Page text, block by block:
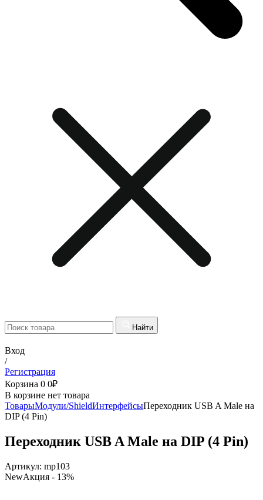
Найти
Вход
/
Регистрация
Корзина 0 0₽
В корзине нет товара
ТоварыМодули/ShieldИнтерфейсыПереходник USB A Male на
DIP (4 Pin)
Переходник USB A Male на DIP (4 Pin)
Артикул: mp103
NewАкция - 13%